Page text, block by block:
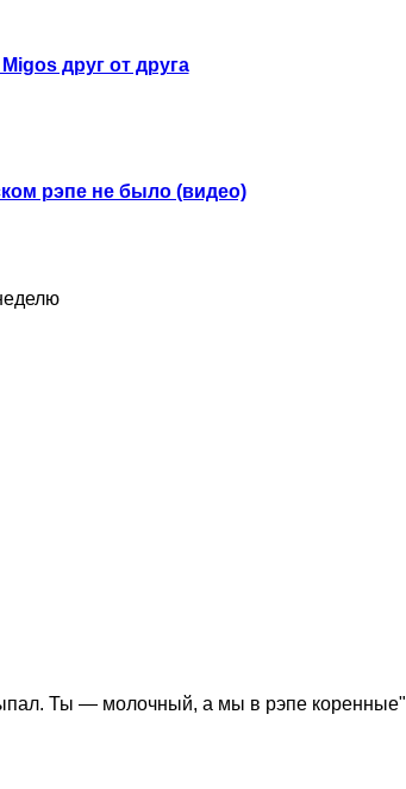
друг от друга
рэпе не было (видео)
Ты — молочный, а мы в рэпе коренные"